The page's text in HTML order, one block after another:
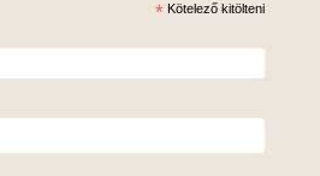
* Kötelező kitölteni